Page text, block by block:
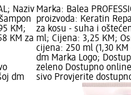
Naziv
KM;
KM za
dm
Marka: Balea
proizvoda: Keratin
za kosu - suha i
ml; Cijena: 3,25 KM;
cijena: 250 ml (1,30 KM
dm Marka Logo;
zeleno Dostupno
sivo Provjerite